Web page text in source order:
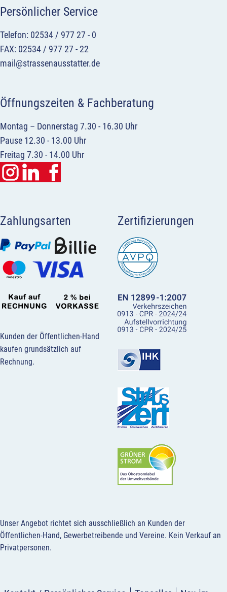
Persönlicher Service
Telefon: 02534 / 977 27 - 0
FAX: 02534 / 977 27 - 22
mail@strassenausstatter.de
Öffnungszeiten & Fachberatung
Montag – Donnerstag 7.30 - 16.30 Uhr
Pause 12.30 - 13.00 Uhr
Freitag 7.30 - 14.00 Uhr
Zahlungsarten
Kunden der Öffentlichen-Hand
kaufen grundsätzlich auf
Rechnung.
Zertifizierungen
Unser Angebot richtet sich ausschließlich an Kunden der
Öffentlichen-Hand, Gewerbetreibende und Vereine. Kein Verkauf an
Privatpersonen.